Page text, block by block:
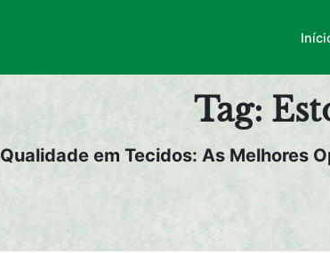
Tag:
Qualidade em Tecidos: As Melhores